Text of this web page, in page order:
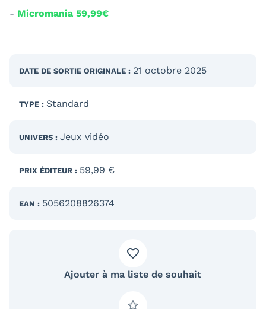
- Micromania 59,99€
DATE DE SORTIE ORIGINALE : 21 octobre 2025
TYPE : Standard
UNIVERS : Jeux vidéo
PRIX ÉDITEUR : 59,99 €
EAN : 5056208826374
Ajouter à ma liste de souhait